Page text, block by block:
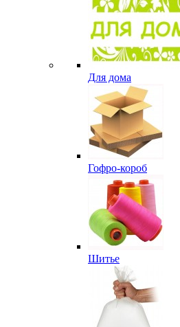
Для дома
Гофро-короб
Шитье